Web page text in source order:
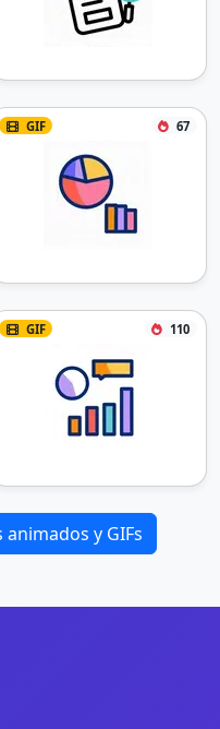
GIF 67
GIF 110
y GIFs